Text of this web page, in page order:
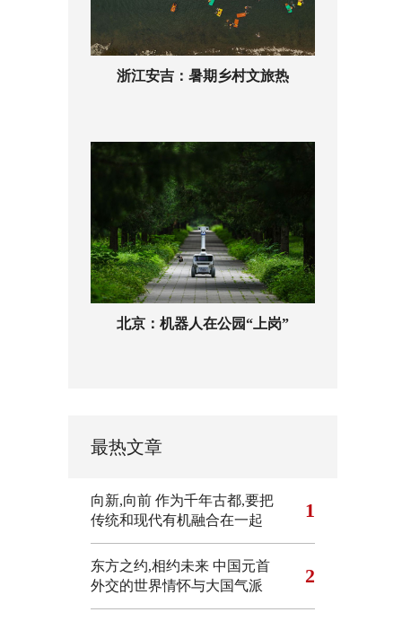
浙江安吉：暑期乡村文旅热
北京：机器人在公园“上岗”
最热文章
向新,向前 作为千年古都,要把
传统和现代有机融合在一起
1
东方之约,相约未来 中国元首
外交的世界情怀与大国气派
2